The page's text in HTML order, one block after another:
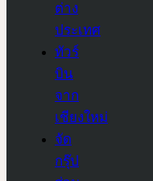
ต่าง
ประเทศ
ทัวร์
บิน
จาก
เชียงใหม่
จัด
กรุ๊ป